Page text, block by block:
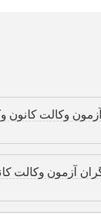
وکالت کانون
آزمون وکالت